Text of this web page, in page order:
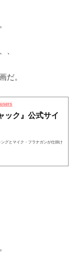
、
だ。
ック』公式サイ
グとマイク・フラナガンが仕掛け